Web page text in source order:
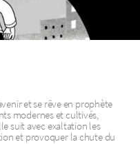
et se rêve en prophète
modernes et cultivés,
suit avec exaltation les
et provoquer la chute du